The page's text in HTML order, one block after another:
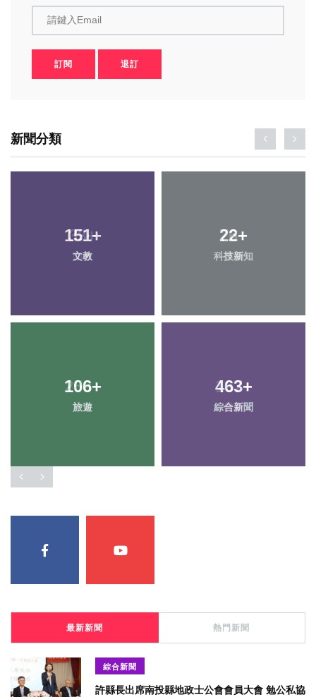
請鍵入Email
訂閱 退訂
新聞分類
151+
文教
22+
科技新知
106+
旅遊
463+
綜合新聞
33+
頭條
76+
專欄
258+
社會
137+
健康
最新新聞 熱門新聞
綜合新聞
許縣長出席南投縣地政士公會會員大會 勉公私協